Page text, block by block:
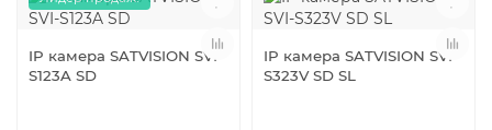
IP камера SATVISION SVI-
S123A SD
IP камера SATVISION SVI-
S323V SD SL